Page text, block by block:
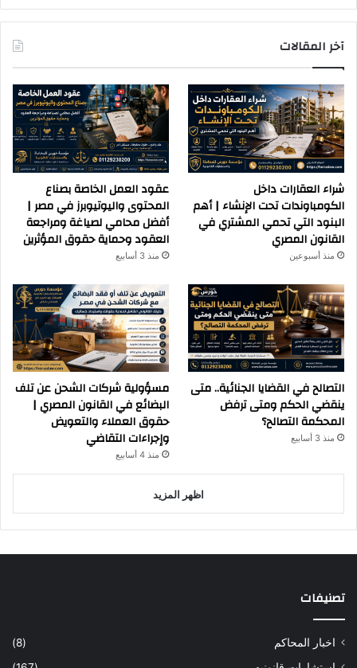
آخر المقالات
شراء العقارات داخل
الكومباوندات تحت الإنشاء | أهم
البنود التي تحمي المشتري في
القانون المصري
منذ أسبوعين
عقود العمل الخاصة بصناع
المحتوى واليوتيوبرز في مصر |
أفضل محامي لصياغة ومراجعة
العقود وحماية حقوق المؤثرين
منذ 3 أسابيع
التصالح في القضايا الجنائية.. متى
ينقضي الحكم ومتى ترفض
المحكمة التصالح؟
منذ 3 أسابيع
مسؤولية شركات الشحن عن تلف
البضائع في القانون المصري |
حقوق العملاء والتعويض
وإجراءات التقاضي
منذ 4 أسابيع
اظهر المزيد
تصنيفات
اخبار المحاكم
(8)